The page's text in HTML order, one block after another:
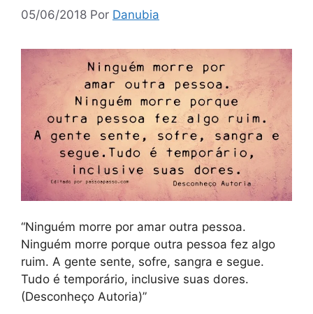
05/06/2018 Por Danubia
“Ninguém morre por amar outra pessoa.
Ninguém morre porque outra pessoa fez algo
ruim. A gente sente, sofre, sangra e segue.
Tudo é temporário, inclusive suas dores.
(Desconheço Autoria)”